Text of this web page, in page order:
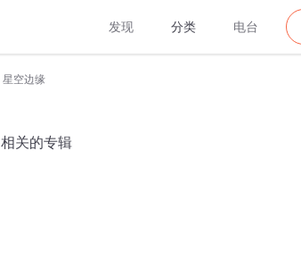
发现 分类 电台
星空边缘
相关的专辑